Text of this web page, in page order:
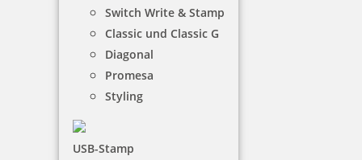
Switch Write & Stamp
Classic und Classic G
Diagonal
Promesa
Styling
USB-Stamp
22,31 €
Jetzt gestalten